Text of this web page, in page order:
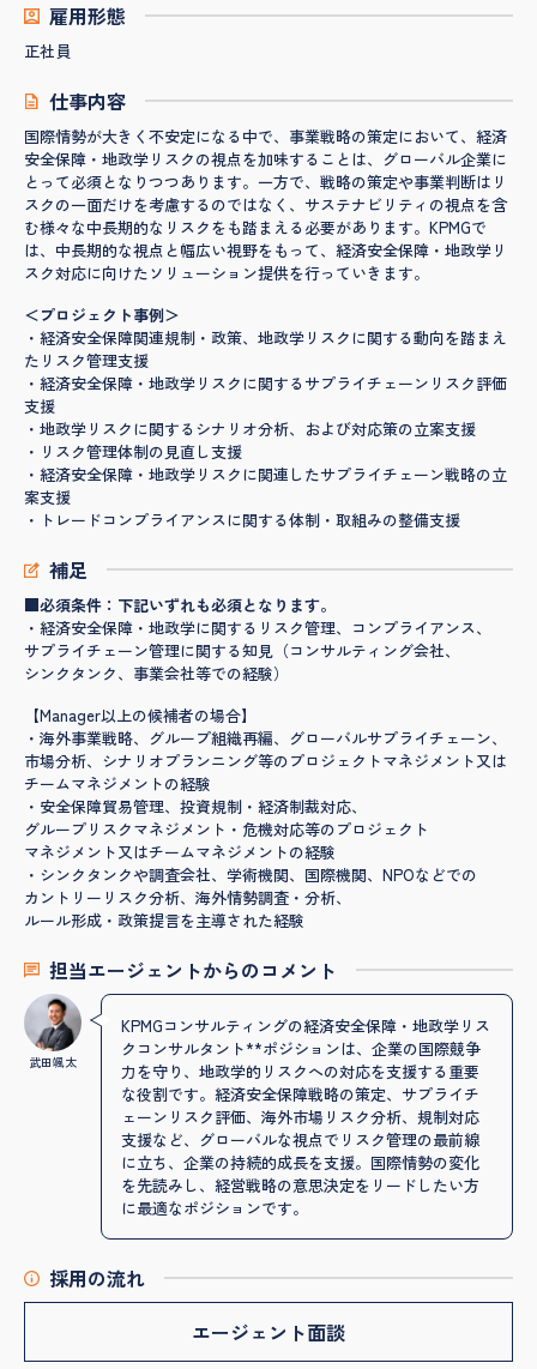
雇用形態
正社員
仕事内容
国際情勢が大きく不安定になる中で、事業戦略の策定において、経済
安全保障・地政学リスクの視点を加味することは、グローバル企業に
とって必須となりつつあります。一方で、戦略の策定や事業判断はリ
スクの一面だけを考慮するのではなく、サステナビリティの視点を含
む様々な中長期的なリスクをも踏まえる必要があります。KPMGで
は、中長期的な視点と幅広い視野をもって、経済安全保障・地政学リ
スク対応に向けたソリューション提供を行っていきます。
＜プロジェクト事例＞
・経済安全保障関連規制・政策、地政学リスクに関する動向を踏まえ
たリスク管理支援
・経済安全保障・地政学リスクに関するサプライチェーンリスク評価
支援
・地政学リスクに関するシナリオ分析、および対応策の立案支援
・リスク管理体制の見直し支援
・経済安全保障・地政学リスクに関連したサプライチェーン戦略の立
案支援
・トレードコンプライアンスに関する体制・取組みの整備支援
補足
■必須条件：下記いずれも必須となります。
・経済安全保障・地政学に関するリスク管理、コンプライアンス、
サプライチェーン管理に関する知見（コンサルティング会社、
シンクタンク、事業会社等での経験）
【Manager以上の候補者の場合】
・海外事業戦略、グループ組織再編、グローバルサプライチェーン、
市場分析、シナリオプランニング等のプロジェクトマネジメント又は
チームマネジメントの経験
・安全保障貿易管理、投資規制・経済制裁対応、
グループリスクマネジメント・危機対応等のプロジェクト
マネジメント又はチームマネジメントの経験
・シンクタンクや調査会社、学術機関、国際機関、NPOなどでの
カントリーリスク分析、海外情勢調査・分析、
ルール形成・政策提言を主導された経験
担当エージェントからのコメント
武田颯太
KPMGコンサルティングの経済安全保障・地政学リス
クコンサルタント**ポジションは、企業の国際競争
力を守り、地政学的リスクへの対応を支援する重要
な役割です。経済安全保障戦略の策定、サプライチ
ェーンリスク評価、海外市場リスク分析、規制対応
支援など、グローバルな視点でリスク管理の最前線
に立ち、企業の持続的成長を支援。国際情勢の変化
を先読みし、経営戦略の意思決定をリードしたい方
に最適なポジションです。
採用の流れ
エージェント面談